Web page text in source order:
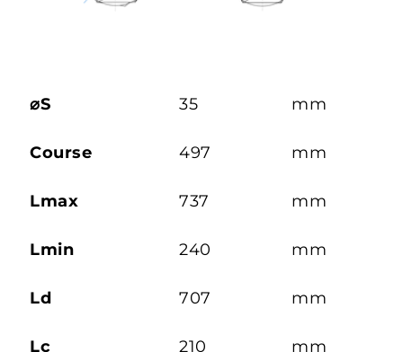
⌀S 35 mm
Course 497 mm
Lmax 737 mm
Lmin 240 mm
Ld 707 mm
Lc 210 mm